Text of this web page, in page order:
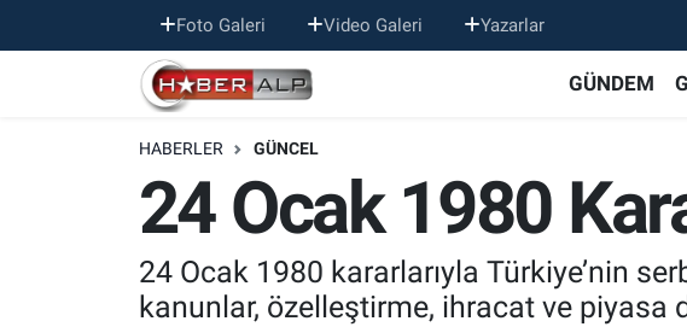
Foto Galeri Video Galeri Yazarlar
GÜNDEM
HABERLER GÜNCEL
24 Ocak 1980
24 Ocak 1980 kararlarıyla Türkiye’nin
kanunlar, özelleştirme, ihracat ve piyasa
Nöbetçi Eczaneler
Hava Durumu
Trafik Durumu
Süper Lig Puan Durumu ve Fikstür